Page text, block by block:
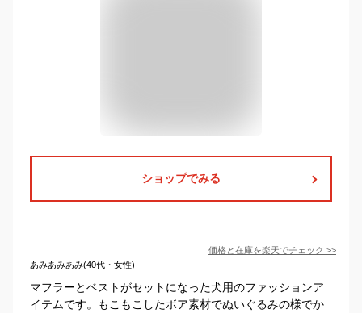
ショップでみる
価格と在庫を楽天でチェック >>
あみあみあみ(40代・女性)
マフラーとベストがセットになった犬用のファッションア
イテムです。もこもこしたボア素材でぬいぐるみの様でか